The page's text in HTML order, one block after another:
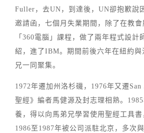
Fuller，去UN，到達後，UN卻抱歉說
邀請函，七個月失業期間，除了在教
「360電腦」課程，做了兩年程式設計
紹，進了IBM。期間前後六年在紐約與
兄一同聚集。
1972年遷加州洛杉磯，1976年又遷San
聖經》編者馬健源及封志理相熟。
養，得以向馬弟兄學習使用聖經工具書
1986至1987年被公司派駐北京，多次